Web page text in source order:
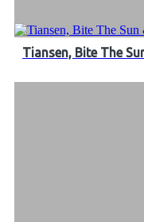
Tiansen, Bite The